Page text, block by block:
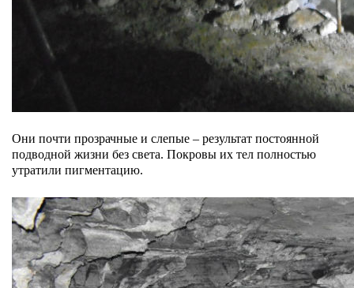
Они почти прозрачные и слепые – результат постоянной
подводной жизни без света. Покровы их тел полностью
утратили пигментацию.